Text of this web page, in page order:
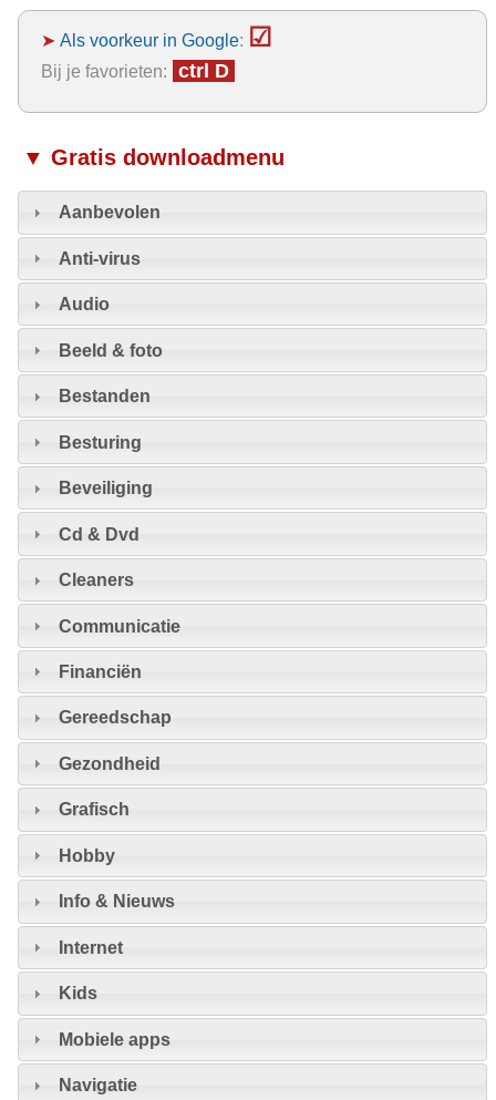
➤ Als voorkeur in Google: ☑
Bij je favorieten: ctrl D
▼ Gratis downloadmenu
Aanbevolen
Anti-virus
Audio
Beeld & foto
Bestanden
Besturing
Beveiliging
Cd & Dvd
Cleaners
Communicatie
Financiën
Gereedschap
Gezondheid
Grafisch
Hobby
Info & Nieuws
Internet
Kids
Mobiele apps
Navigatie